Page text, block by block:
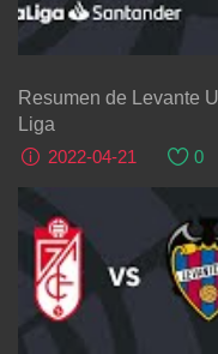
Resumen de Levante UD vs
Liga
2022-04-21
0